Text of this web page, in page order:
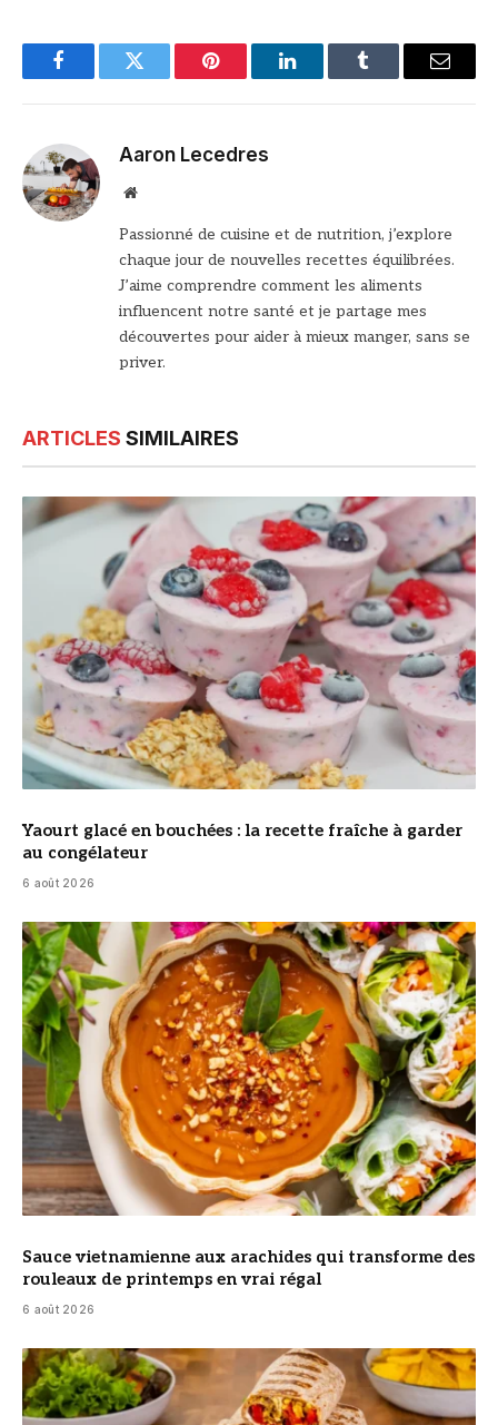
FacebookTwitter Pinterest LinkedInTumblr Email
Aaron Lecedres
Site
Passionné de cuisine et de nutrition, j’explore
chaque jour de nouvelles recettes équilibrées.
J’aime comprendre comment les aliments
influencent notre santé et je partage mes
découvertes pour aider à mieux manger, sans se
priver.
ARTICLES SIMILAIRES
© DR
Yaourt glacé en bouchées : la recette fraîche à garder
au congélateur
6 août 2026
© DR
Sauce vietnamienne aux arachides qui transforme des
rouleaux de printemps en vrai régal
6 août 2026
© DR